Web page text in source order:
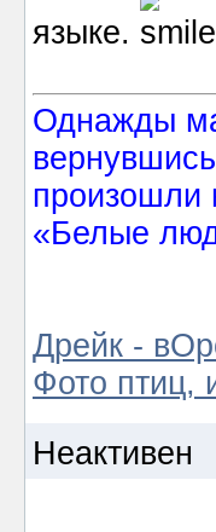
языке.
Однажды
произошли
«Белые
Дрейк -
Фото птиц,
Неактивен